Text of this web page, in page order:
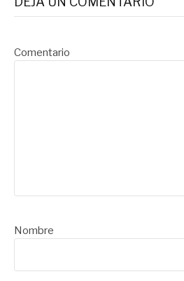
Comentario
Nombre